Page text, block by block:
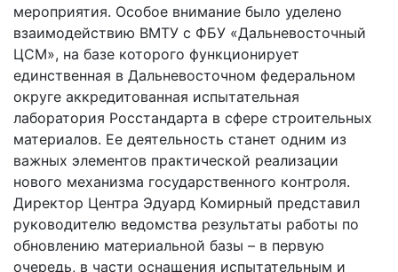
мероприятия. Особое внимание было уделено
взаимодействию ВМТУ с ФБУ «Дальневосточный
ЦСМ», на базе которого функционирует
единственная в Дальневосточном федеральном
округе аккредитованная испытательная
лаборатория Росстандарта в сфере строительных
материалов. Ее деятельность станет одним из
важных элементов практической реализации
нового механизма государственного контроля.
Директор Центра Эдуард Комирный представил
руководителю ведомства результаты работы по
обновлению материальной базы – в первую
очередь, в части оснащения испытательным и